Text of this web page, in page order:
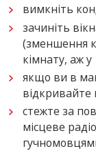
вимкніть
зачиніть
(зменшення
кімнату, аж у
якщо ви в
відкривайте
стежте за
місцеве